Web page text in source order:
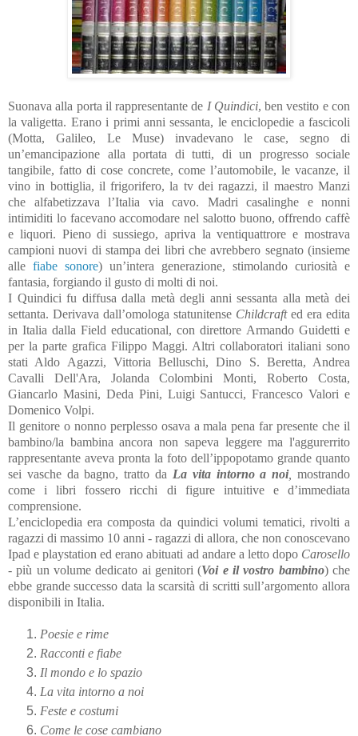
Suonava alla porta il rappresentante de I Quindici, ben vestito e con
la valigetta. Erano i primi anni sessanta, le enciclopedie a fascicoli
(Motta, Galileo, Le Muse) invadevano le case, segno di
un’emancipazione alla portata di tutti, di un progresso sociale
tangibile, fatto di cose concrete, come l’automobile, le vacanze, il
vino in bottiglia, il frigorifero, la tv dei ragazzi, il maestro Manzi
che alfabetizzava l’Italia via cavo. Madri casalinghe e nonni
intimiditi lo facevano accomodare nel salotto buono, offrendo caffè
e liquori. Pieno di sussiego, apriva la ventiquattrore e mostrava
campioni nuovi di stampa dei libri che avrebbero segnato (insieme
alle fiabe sonore) un’intera generazione, stimolando curiosità e
fantasia, forgiando il gusto di molti di noi.
I Quindici fu diffusa dalla metà degli anni sessanta alla metà dei
settanta. Derivava dall’omologa statunitense Childcrafted era edita
in Italia dalla Field educational, con direttore Armando Guidetti e
per la parte grafica Filippo Maggi. Altri collaboratori italiani sono
stati Aldo Agazzi, Vittoria Belluschi, Dino S. Beretta, Andrea
Cavalli Dell'Ara, Jolanda Colombini Monti, Roberto Costa,
Giancarlo Masini, Deda Pini, Luigi Santucci, Francesco Valori e
Domenico Volpi.
Il genitore o nonno perplesso osava a mala pena far presente che il
bambino/la bambina ancora non sapeva leggere ma l'aggurerrito
rappresentante aveva pronta la foto dell’ippopotamo grande quanto
sei vasche da bagno, tratto da La vita intorno a noi, mostrando
come i libri fossero ricchi di figure intuitive e d’immediata
comprensione.
L’enciclopedia era composta da quindici volumi tematici, rivolti a
ragazzi di massimo 10 anni - ragazzi di allora, che non conoscevano
Ipad e playstation ed erano abituati ad andare a letto dopo Carosello
- più un volume dedicato ai genitori (Voi e il vostro bambino) che
ebbe grande successo data la scarsità di scritti sull’argomento allora
disponibili in Italia.
Poesie e rime
Racconti e fiabe
Il mondo e lo spazio
La vita intorno a noi
Feste e costumi
Come le cose cambiano